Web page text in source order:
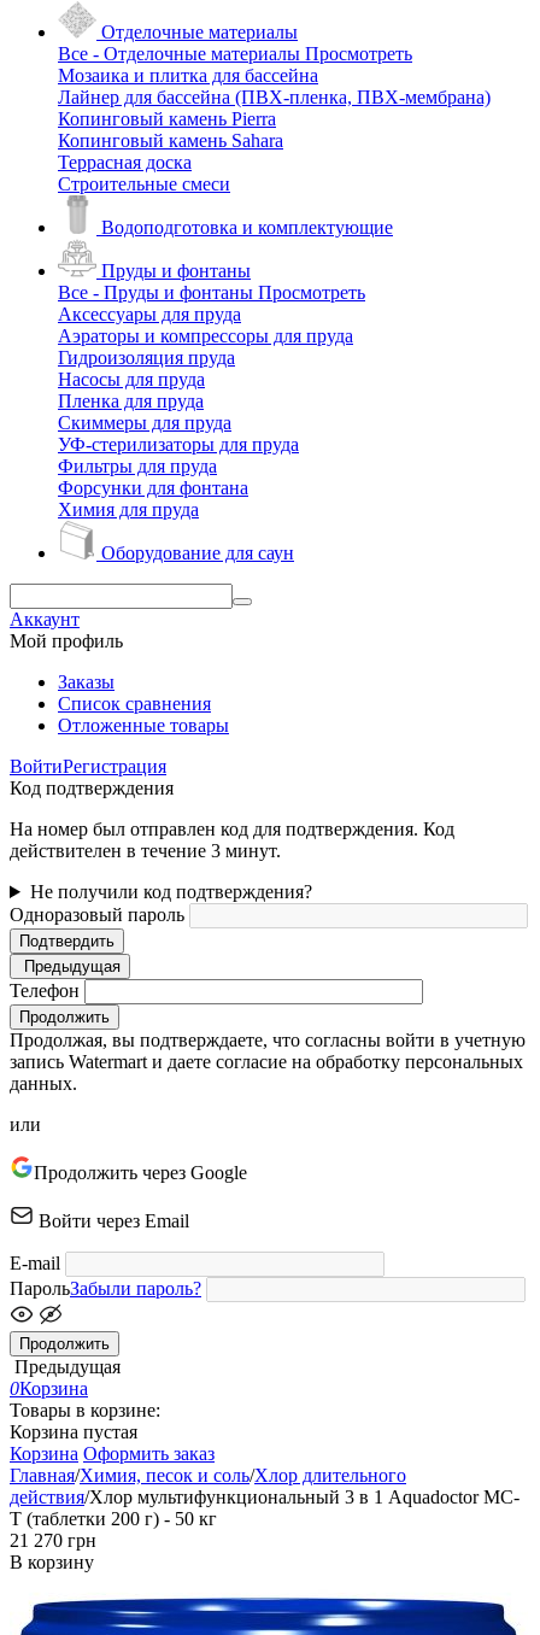
Отделочные материалы
Все - Отделочные материалы Просмотреть
Мозаика и плитка для бассейна
Лайнер для бассейна (ПВХ-пленка, ПВХ-мембрана)
Копинговый камень Pierra
Копинговый камень Sahara
Террасная доска
Строительные смеси
Водоподготовка и комплектующие
Пруды и фонтаны
Все - Пруды и фонтаны Просмотреть
Аксессуары для пруда
Аэраторы и компрессоры для пруда
Гидроизоляция пруда
Насосы для пруда
Пленка для пруда
Скиммеры для пруда
УФ-стерилизаторы для пруда
Фильтры для пруда
Форсунки для фонтана
Химия для пруда
Оборудование для саун
Аккаунт
Мой профиль
Заказы
Список сравнения
Отложенные товары
ВойтиРегистрация
Код подтверждения
На номер был отправлен код для подтверждения. Код
действителен в течение 3 минут.
Не получили код подтверждения?
Одноразовый пароль
Подтвердить
Предыдущая
Телефон
Продолжить
Продолжая, вы подтверждаете, что согласны войти в учетную
запись Watermart и даете согласие на обработку персональных
данных.
или
Продолжить через Google
Войти через Email
E-mail
ПарольЗабыли пароль?
Продолжить
Предыдущая
0Корзина
Товары в корзине:
Корзина пустая
Корзина Оформить заказ
Главная/Химия, песок и соль/Хлор длительного
действия/Хлор мультифункциональный 3 в 1 Aquadoctor MC-
T (таблетки 200 г) - 50 кг
‍21 270‍ грн
В корзину